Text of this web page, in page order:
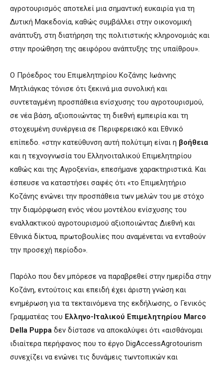
αγροτουρισμός αποτελεί μια σημαντική ευκαιρία για τη
Δυτική Μακεδονία, καθώς συμβάλλει στην οικονομική
ανάπτυξη, στη διατήρηση της πολιτιστικής κληρονομιάς και
στην προώθηση της αειφόρου ανάπτυξης της υπαίθρου».
Ο Πρόεδρος του Επιμελητηρίου Κοζάνης Ιωάννης
Μητλιάγκας τόνισε ότι ξεκινά μια συνολική και
συντεταγμένη προσπάθεια ενίσχυσης του αγροτουρισμού,
σε νέα βάση, αξιοποιώντας τη διεθνή εμπειρία και τη
στοχευμένη συνέργεια σε Περιφερειακό και Εθνικό
επίπεδο. «στην κατεύθυνση αυτή πολύτιμη είναι η βοήθεια
και η τεχνογνωσία του Ελληνοιταλικού Επιμελητηρίου
καθώς και της Αγροξενία», επεσήμανε χαρακτηριστικά. Και
έσπευσε να καταστήσει σαφές ότι «το Επιμελητήριο
Κοζάνης ενώνει την προσπάθεια των μελών του με στόχο
την διαμόρφωση ενός νέου μοντέλου ενίσχυσης του
εναλλακτικού αγροτουρισμού αξιοποιώντας Διεθνή και
Εθνικά δίκτυα, πρωτοβουλίες που αναμένεται να ενταθούν
την προσεχή περίοδο».
Παρόλο που δεν μπόρεσε να παραβρεθεί στην ημερίδα στην
Κοζάνη, εντούτοις και επειδή έχει άριστη γνώση και
ενημέρωση για τα τεκταινόμενα της εκδήλωσης, ο Γενικός
Γραμματέας του Ελληνο-Ιταλικού Επιμελητηρίου Marco
Della Puppa δεν δίστασε να αποκαλύψει ότι «αισθάνομαι
ιδιαίτερα περήφανος που το έργο DigAccessAgrotourism
συνεχίζει να ενώνει τις δυνάμεις τωντοπικών και